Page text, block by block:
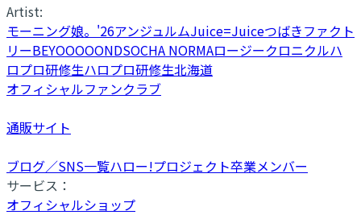
Artist:
モーニング娘。'26アンジュルムJuice=Juiceつばきファクト
リーBEYOOOOONDSOCHA NORMAロージークロニクルハ
ロプロ研修生ハロプロ研修生北海道
オフィシャルファンクラブ
通販サイト
ブログ／SNS一覧ハロー!プロジェクト卒業メンバー
サービス：
オフィシャルショップ